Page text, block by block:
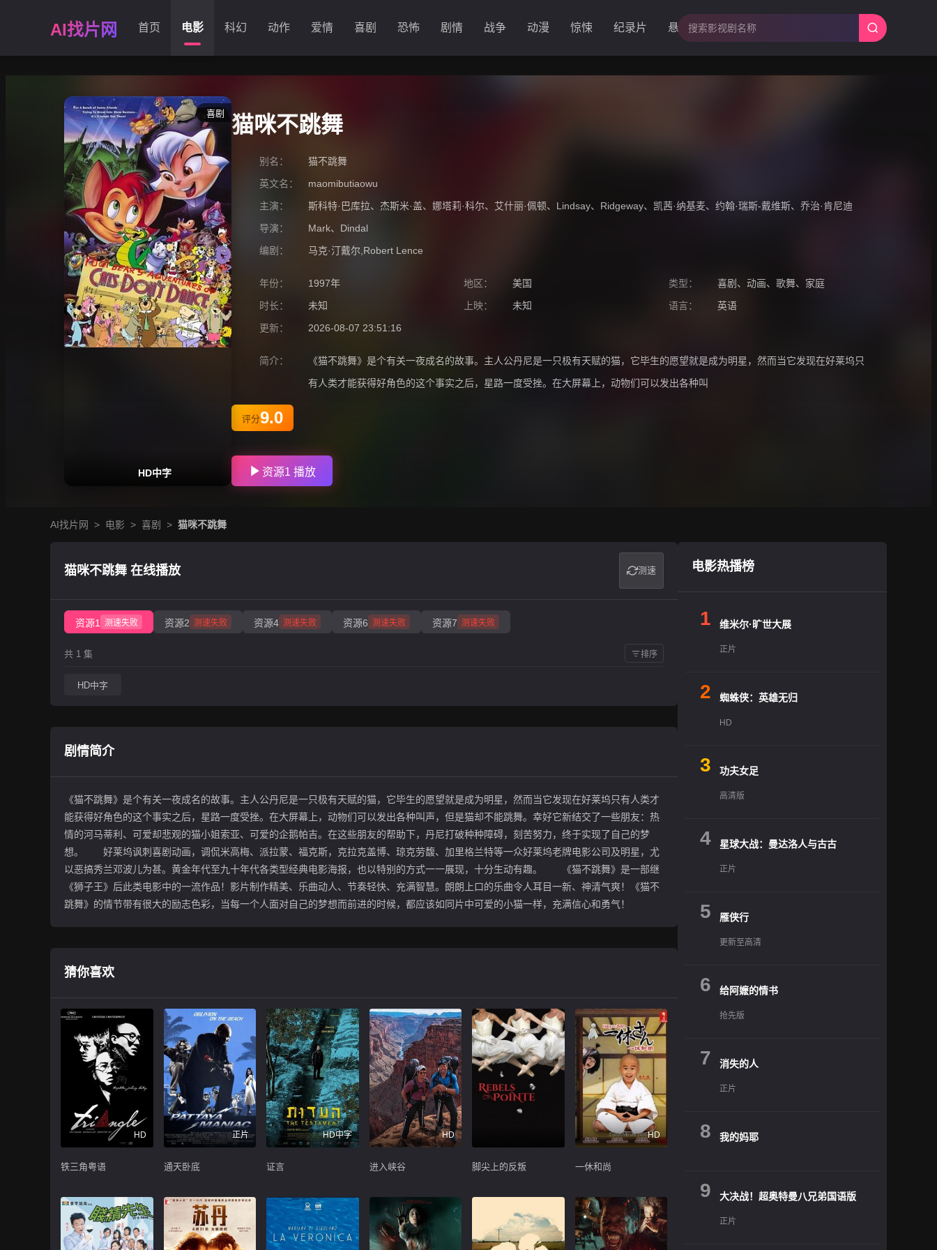
AI找片网 首页 电影 科幻 动作 爱情 喜剧 恐怖 剧情 战争 动漫 惊悚 纪录片 悬疑
喜剧
HD中字
猫咪不跳舞
别名：
猫不跳舞
英文名：
maomibutiaowu
主演：
斯科特·巴库拉、 杰斯米·盖、 娜塔莉·科尔、 艾什丽·佩顿、 Lindsay、 Ridgeway、 凯茜·纳基麦、 约翰·瑞斯-戴维斯、 乔治·肯尼迪
导演：
Mark、 Dindal
编剧：
马克·汀戴尔,Robert Lence
年份： 1997年 地区： 美国 类型： 喜剧 、 动画、 歌舞、 家庭
时长：
未知 上映： 未知 语言：
英语
更新：
2026-08-07 23:51:16
简介：
《猫不跳舞》是个有关一夜成名的故事。主人公丹尼是一只极有天赋的猫，它毕生的愿望就是成为明星，然而当它发现在好莱坞只
有人类才能获得好角色的这个事实之后，星路一度受挫。在大屏幕上，动物们可以发出各种叫
评分9.0
资源1 播放
AI找片网 > 电影 > 喜剧 > 猫咪不跳舞
猫咪不跳舞 在线播放 测速
资源1 测速失败 资源2 测速失败 资源4 测速失败 资源6 测速失败 资源7 测速失败
共 1 集 排序
HD中字
剧情简介
《猫不跳舞》是个有关一夜成名的故事。主人公丹尼是一只极有天赋的猫，它毕生的愿望就是成为明星，然而当它发现在好莱坞只有人类才
能获得好角色的这个事实之后，星路一度受挫。在大屏幕上，动物们可以发出各种叫声，但是猫却不能跳舞。幸好它新结交了一些朋友：热
情的河马蒂利、可爱却悲观的猫小姐索亚、可爱的企鹅帕吉。在这些朋友的帮助下，丹尼打破种种障碍，刻苦努力，终于实现了自己的梦
想。 好莱坞讽刺喜剧动画，调侃米高梅、派拉蒙、福克斯，克拉克盖博、琼克劳馥、加里格兰特等一众好莱坞老牌电影公司及明星，尤
以恶搞秀兰邓波儿为甚。黄金年代至九十年代各类型经典电影海报，也以特别的方式一一展现，十分生动有趣。 《猫不跳舞》是一部继
《狮子王》后此类电影中的一流作品！影片制作精美、乐曲动人、节奏轻快、充满智慧。朗朗上口的乐曲令人耳目一新、神清气爽！《猫不
跳舞》的情节带有很大的励志色彩，当每一个人面对自己的梦想而前进的时候，都应该如同片中可爱的小猫一样，充满信心和勇气！
猜你喜欢
HD
铁三角粤语
正片
通天卧底
HD中字
证言
HD
进入峡谷 脚尖上的反叛
HD
一休和尚
电影热播榜
1 维米尔·旷世大展
正片
2 蜘蛛侠：英雄无归
HD
3 功夫女足
高清版
4 星球大战：曼达洛人与古古
正片
5 雁侠行
更新至高清
6 给阿嬷的情书
抢先版
7 消失的人
正片
8 我的妈耶
9 大决战！超奥特曼八兄弟国语版
正片